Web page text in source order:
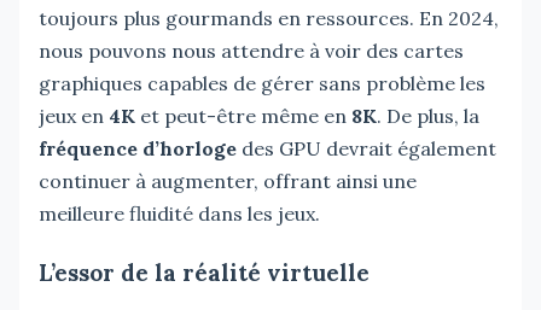
toujours plus gourmands en ressources. En 2024,
nous pouvons nous attendre à voir des cartes
graphiques capables de gérer sans problème les
jeux en 4K et peut-être même en 8K. De plus, la
fréquence d’horloge des GPU devrait également
continuer à augmenter, offrant ainsi une
meilleure fluidité dans les jeux.
L’essor de la réalité virtuelle